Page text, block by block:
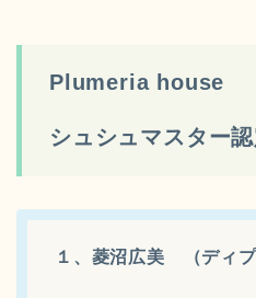
Plumeria house
シュシュマスター
１、菱沼広美 （ディプ